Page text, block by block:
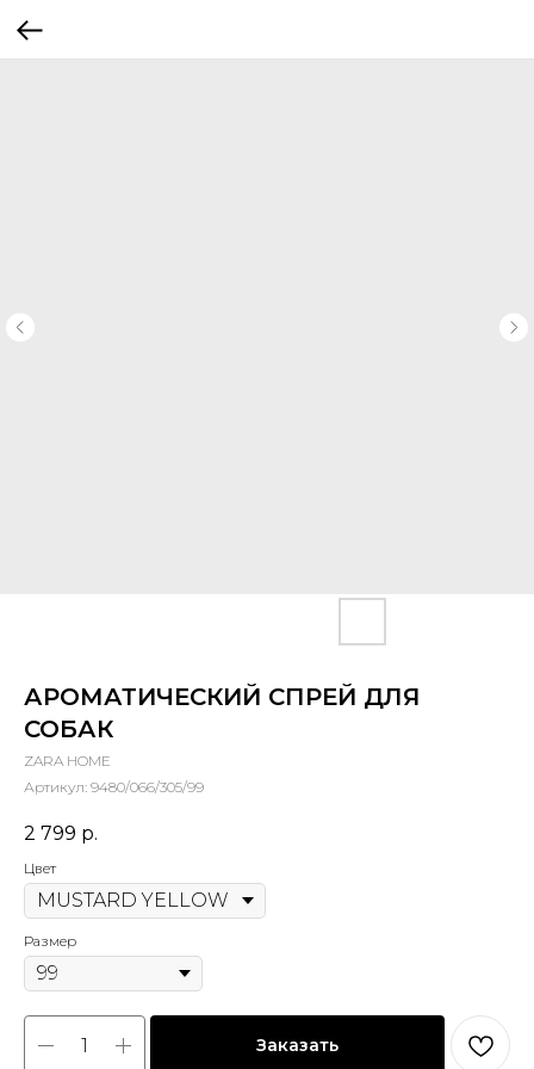
АРОМАТИЧЕСКИЙ СПРЕЙ ДЛЯ
СОБАК
ZARA HOME
Артикул: 9480/066/305/99
2 799 р.
Цвет
Размер
Заказать